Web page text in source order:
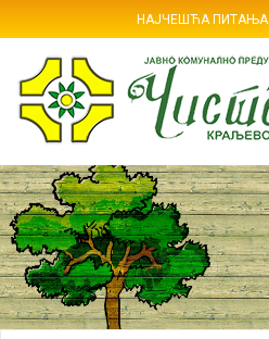
НАЈЧЕШЋА ПИТАЊА